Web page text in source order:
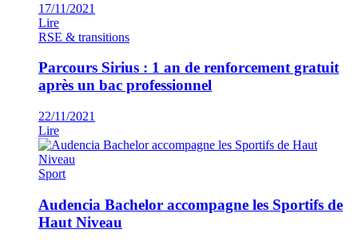
17/11/2021
Lire
RSE & transitions
Parcours Sirius : 1 an de renforcement gratuit
après un bac professionnel
22/11/2021
Lire
Sport
Audencia Bachelor accompagne les Sportifs de
Haut Niveau